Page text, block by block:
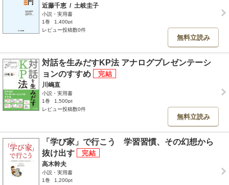
近藤千恵 / 土岐圭子
小説・実用書
1巻
1,400pt
レビュー投稿数0件
無料立読み
対話を生みだすKP法 アナログプレゼンテーシ
ョンのすすめ
川嶋直
小説・実用書
1巻
1,500pt
レビュー投稿数0件
無料立読み
「学び家」で行こう 学習習慣、その幻想から
抜け出す
高木幹夫
小説・実用書
1巻
1,200pt